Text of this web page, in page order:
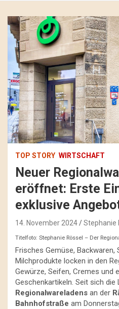
TOP STORY WIRTSCHAFT
Neuer
eröffnet: Erste
exklusive
14. November 2024 Stephanie
Titelfoto: Stephanie Rössel – Der
Frisches Gemüse, Backwaren,
Milchprodukte locken in den
Gewürze, Seifen, Cremes und
Geschenkartikeln. Seit sich die
Regionalwareladens an der
Bahnhofstraße am